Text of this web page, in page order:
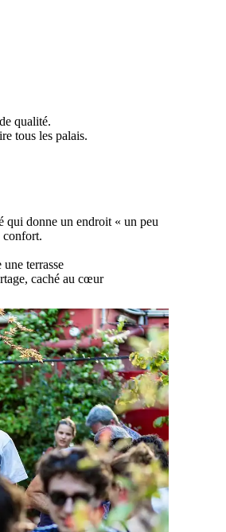
qualité.
tous les palais.
qui donne un endroit « un peu
confort.
terrasse
caché au cœur